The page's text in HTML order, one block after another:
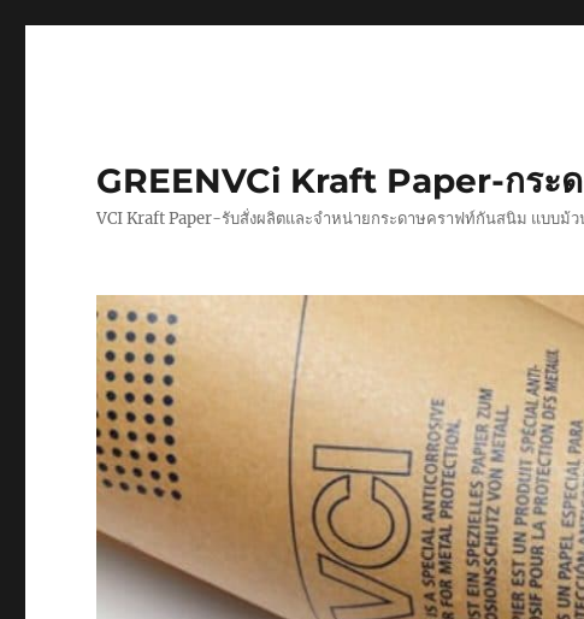
GREENVCi Kraft Paper-กร
VCI Kraft Paper-รับสั่งผลิตและจำหน่ายกระดาษคราฟท์กันสนิม แบบม้